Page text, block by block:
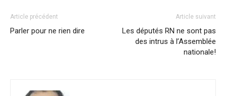
Article précédent
Parler pour ne rien dire
Article suivant
Les députés RN ne sont pas
des intrus à l’Assemblée
nationale!